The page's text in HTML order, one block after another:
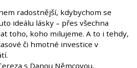
radostnější, kdybychom se
ideálu lásky – přes všechna
toho, koho milujeme. A to i tehdy,
či hmotné investice v
s Danou Němcovou,